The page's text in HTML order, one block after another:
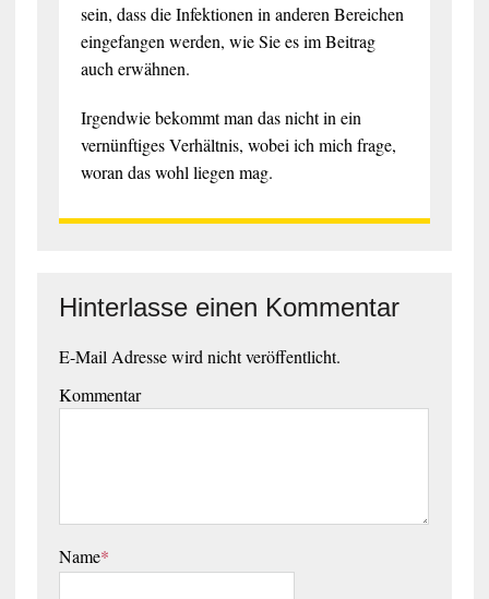
sein, dass die Infektionen in anderen Bereichen
eingefangen werden, wie Sie es im Beitrag
auch erwähnen.
Irgendwie bekommt man das nicht in ein
vernünftiges Verhältnis, wobei ich mich frage,
woran das wohl liegen mag.
Hinterlasse einen Kommentar
E-Mail Adresse wird nicht veröffentlicht.
Kommentar
Name*